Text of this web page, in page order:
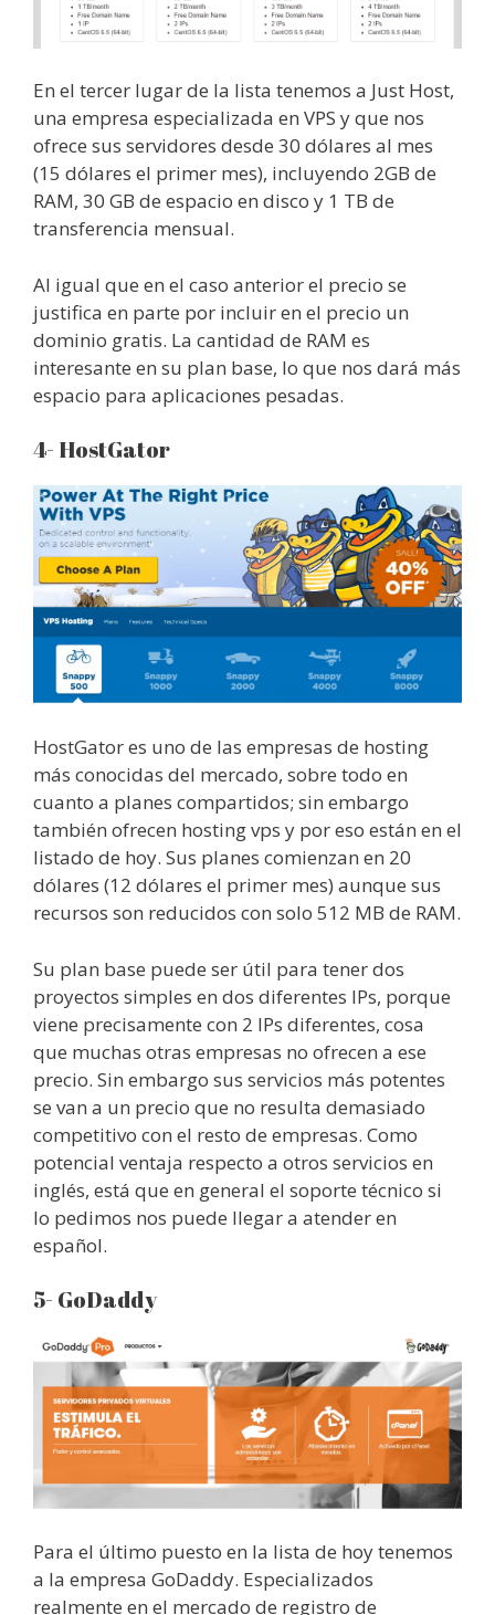
En el tercer lugar de la lista tenemos a Just Host,
una empresa especializada en VPS y que nos
ofrece sus servidores desde 30 dólares al mes
(15 dólares el primer mes), incluyendo 2GB de
RAM, 30 GB de espacio en disco y 1 TB de
transferencia mensual.
Al igual que en el caso anterior el precio se
justifica en parte por incluir en el precio un
dominio gratis. La cantidad de RAM es
interesante en su plan base, lo que nos dará más
espacio para aplicaciones pesadas.
4- HostGator
HostGator es uno de las empresas de hosting
más conocidas del mercado, sobre todo en
cuanto a planes compartidos; sin embargo
también ofrecen hosting vps y por eso están en el
listado de hoy. Sus planes comienzan en 20
dólares (12 dólares el primer mes) aunque sus
recursos son reducidos con solo 512 MB de RAM.
Su plan base puede ser útil para tener dos
proyectos simples en dos diferentes IPs, porque
viene precisamente con 2 IPs diferentes, cosa
que muchas otras empresas no ofrecen a ese
precio. Sin embargo sus servicios más potentes
se van a un precio que no resulta demasiado
competitivo con el resto de empresas. Como
potencial ventaja respecto a otros servicios en
inglés, está que en general el soporte técnico si
lo pedimos nos puede llegar a atender en
español.
5- GoDaddy
Para el último puesto en la lista de hoy tenemos
a la empresa GoDaddy. Especializados
realmente en el mercado de registro de